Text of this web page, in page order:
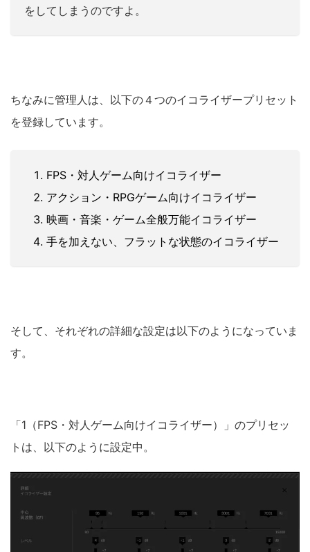
をしてしまうのですよ。
ちなみに管理人は、以下の４つのイコライザープリセット
を登録しています。
FPS・対人ゲーム向けイコライザー
アクション・RPGゲーム向けイコライザー
映画・音楽・ゲーム全般万能イコライザー
手を加えない、フラットな状態のイコライザー
そして、それぞれの詳細な設定は以下のようになっていま
す。
「1（FPS・対人ゲーム向けイコライザー）」のプリセッ
トは、以下のように設定中。